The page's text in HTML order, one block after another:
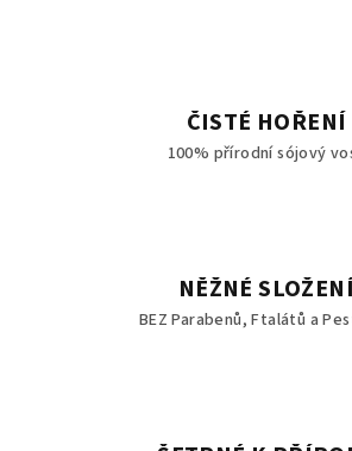
ČISTÉ HOŘENÍ
100% přírodní sójový
NĚŽNÉ
BEZ Parabenů, Ftalátů a